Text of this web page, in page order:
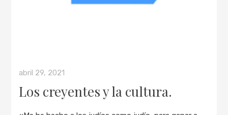
abril 29, 2021
Los creyentes y la cultura.